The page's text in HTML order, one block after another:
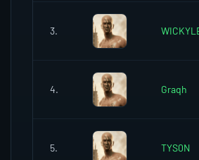
3.
4. Graqh
5. TYS0N